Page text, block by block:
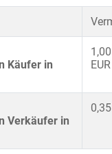
Käufer in
Verkäufer in